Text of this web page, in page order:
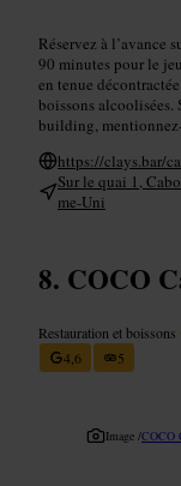
Réservez à l’avance
90 minutes pour le
en tenue
boissons alcoolisées.
building,
https://clays.bar/
Sur le quai 1,
me-Uni
COCO
Restauration et boissons
4,6
5
Image /COCO